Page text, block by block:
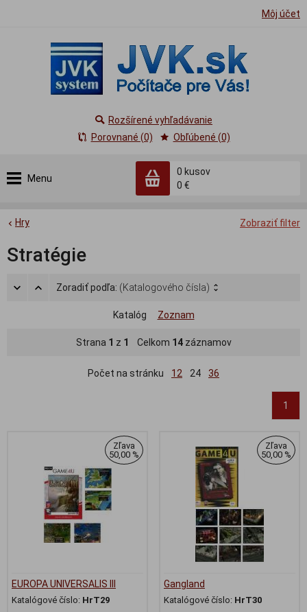
Môj účet
Menu
0 kusov
0 €
Rozšírené vyhľadávanie
Porovnané (0)
Obľúbené (0)
Zobraziť filter
Hry
Stratégie
Zoradiť podľa: (Katalogového čísla)
Katalóg Zoznam
Strana 1 z 1 Celkom 14záznamov
Počet na stránku 12 24 36
1
Zľava
50,00 %
EUROPA UNIVERSALIS III
Katalógové číslo: HrT29
Zľava
50,00 %
Gangland
Katalógové číslo: HrT30